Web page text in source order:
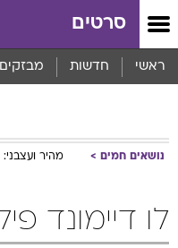
סרטים
ראשי חדשות מבזקים
נושאים חמים מהיר ועצבני:
לו דיימונד